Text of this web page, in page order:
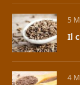
5
Il
4